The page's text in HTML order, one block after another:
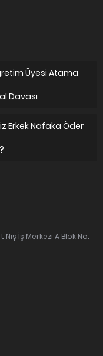
Üyesi Atama
Davası
Erkek Nafaka Öder
Niş İş Merkezi A Blok No: